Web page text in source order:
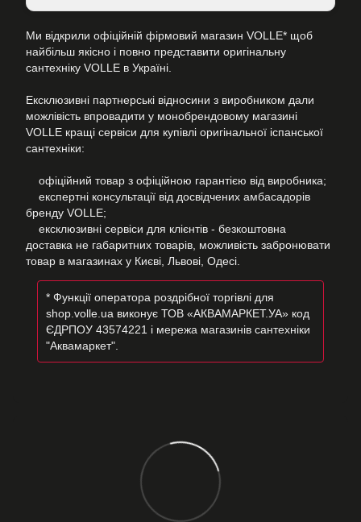
Ми відкрили офіційній фірмовий магазин VOLLE* щоб
найбільш якісно і повно представити оригінальну
сантехніку VOLLE в Україні.
Ексклюзивні партнерські відносини з виробником дали
можлівість впровадити у монобрендовому магазині
VOLLE кращі сервіси для купівлі оригінальної іспанської
сантехніки:
офіційний товар з офіційною гарантією від виробника;
експертні консультації від досвідчених амбасадорів
бренду VOLLE;
ексклюзивні сервіси для клієнтів - безкоштовна
доставка не габаритних товарів, можливість забронювати
товар в магазинах у Києві, Львові, Одесі.
* Функції оператора роздрібної торгівлі для
shop.volle.ua виконує ТОВ «АКВАМАРКЕТ.УА» код
ЄДРПОУ 43574221 і мережа магазинів сантехніки
"Аквамаркет".